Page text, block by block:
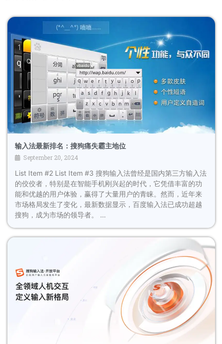
输入法最新排名：搜狗痛失霸主地位
September 20, 2024
List Item #2 List Item #3 搜狗输入法曾经是国内第三方输入法
的佼佼者，特别是在智能手机刚兴起的时代，它凭借丰富的功
能和优越的用户体验，赢得了大量用户的青睐。然而，近年来
市场格局发生了变化，最新数据显示，百度输入法已成功超越
搜狗，成为市场的领导者。 …